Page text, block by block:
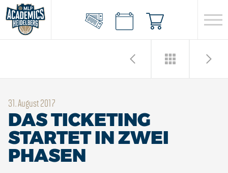
31. August 2017
DAS TICKETING
STARTET IN ZWEI
PHASEN